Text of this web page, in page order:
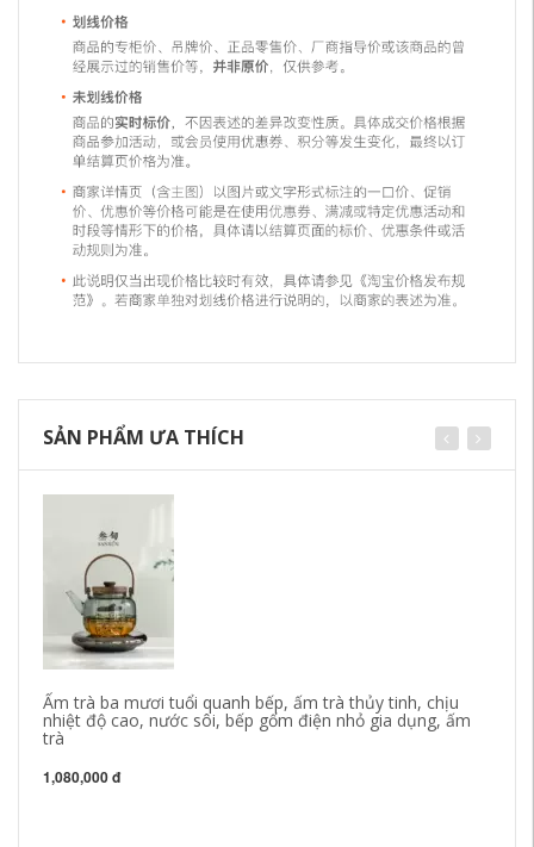
SẢN PHẨM ƯA THÍCH
Ấm trà ba mươi tuổi quanh bếp, ấm trà thủy tinh, chịu
nhiệt độ cao, nước sôi, bếp gốm điện nhỏ gia dụng, ấm
trà
1,080,000 đ